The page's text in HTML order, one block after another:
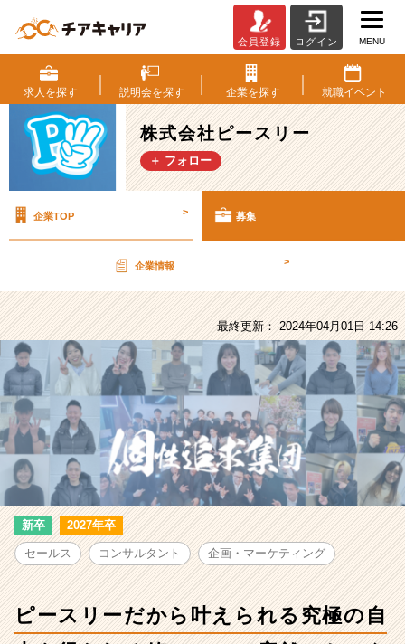
式
会
社
ピ
ー
ス
採
用/
人
ー
ス
リ
ー
だ
か
ら
え
れ
る
の
自
会員登録 ログイン MENU
求人を探す 説明会を探す 企業を探す 就職イベント
株式会社ピースリー
＋ フォロー
企業TOP > 募集
企業情報 >
最終更新： 2024年04月01日 14:26
新卒 2027年卒
セールス コンサルタント 企画・マーケティング
ピースリーだから叶えられる究極の自